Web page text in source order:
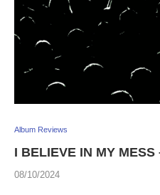
Album Reviews
I BELIEVE IN MY
08/10/2024